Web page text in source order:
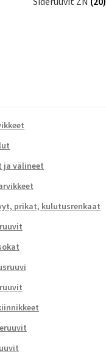
ja välineet
prikat, kulutusrenkaat